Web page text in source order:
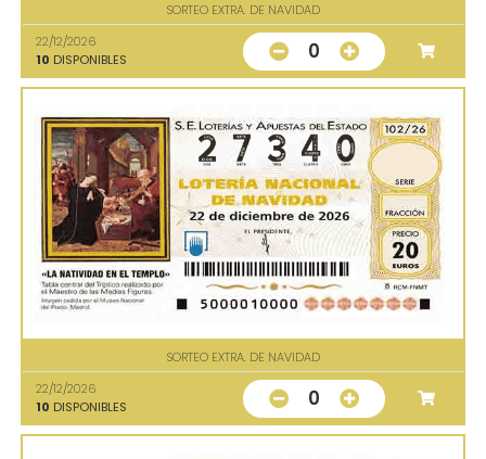
SORTEO EXTRA. DE NAVIDAD
22/12/2026
10 DISPONIBLES 0
SORTEO EXTRA. DE NAVIDAD
22/12/2026
10 DISPONIBLES 0